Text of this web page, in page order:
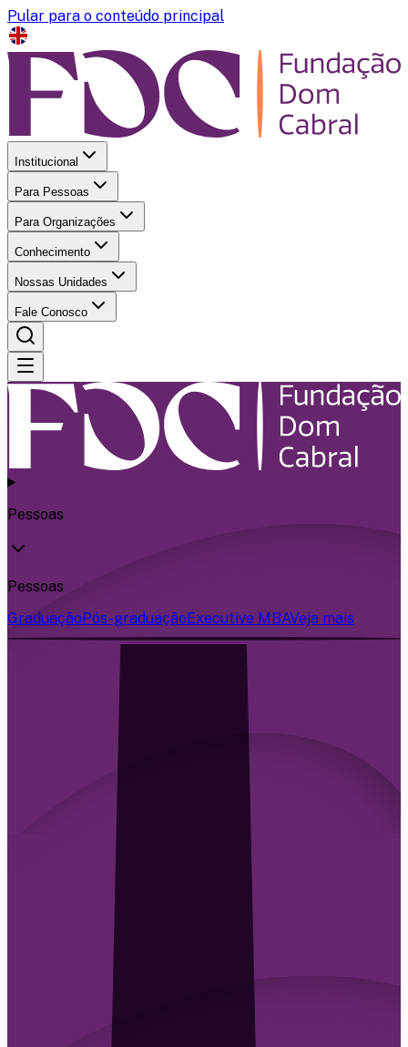
Pular para o conteúdo principal
Institucional
Para Pessoas
Para Organizações
Conhecimento
Nossas Unidades
Fale Conosco
Pessoas
Pessoas
GraduaçãoPós-graduaçãoExecutive MBAVeja mais